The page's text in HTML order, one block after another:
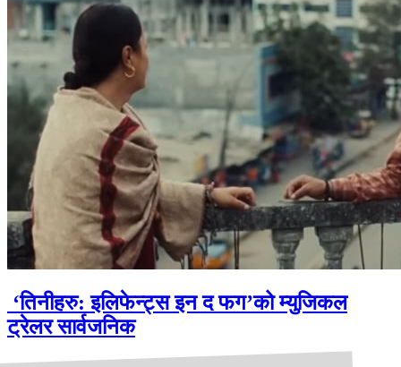
‘तिनीहरु: इलिफेन्ट्स इन द फग’को म्युजिकल
ट्रेलर सार्वजनिक